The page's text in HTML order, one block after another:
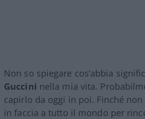
Non so spiegare cos’abbia
Guccini nella mia vita.
capirlo da oggi in poi. Finché
in faccia a tutto il mondo per